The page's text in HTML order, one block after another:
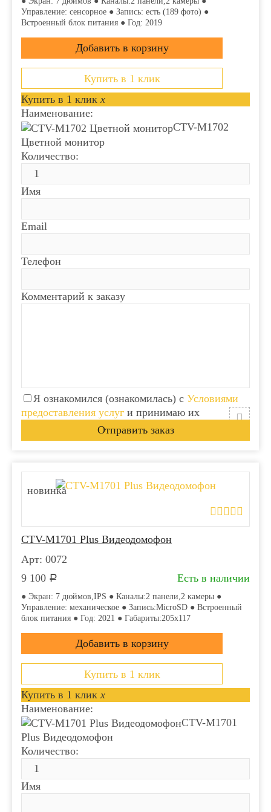
Управление: сенсорное ● Запись: есть (189 фото) ●
Встроенный блок питания ● Год: 2019
Купить в 1 клик
Купить в 1 клик x
Наименование:
CTV-M1702
Цветной монитор
Количество:
Имя
Email
Телефон
Комментарий к заказу
Я ознакомился (ознакомилась) с Условиями
предоставления услуг и принимаю их
новинка
CTV-M1701 Plus Видеодомофон
Арт: 0072
9 100 Р Есть в наличии
● Экран: 7 дюймов,IPS ● Каналы:2 панели,2 камеры ●
Управление: механическое ● Запись:MicroSD ● Встроенный
блок питания ● Год: 2021 ● Габариты:205x117
Купить в 1 клик
Купить в 1 клик x
Наименование:
CTV-M1701
Plus Видеодомофон
Количество:
Имя